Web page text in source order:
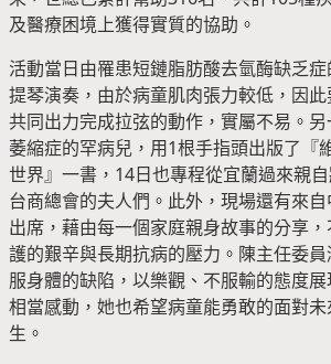
及醫療困境上獲得實質的協助。
活動當日由罹患短鏈脂肪酸去氫酶缺乏
提琴演奏，由於病童肌肉張力較低，因
共同出力完成拉弦的動作，實屬不易。
萎縮症的罕病兒，用1根手指頭出版了『
世界』一書，14日也專程從宜蘭過來親
台商總會的夫人們。此外，現場還有來
出席，藉由每一個家庭親身故事的分享
護的艱辛與長期抗病的壓力。陳主任委
服身體的缺陷，以樂觀、不服輸的態度
相當感動，她也希望病童能勇敢的面對
生。